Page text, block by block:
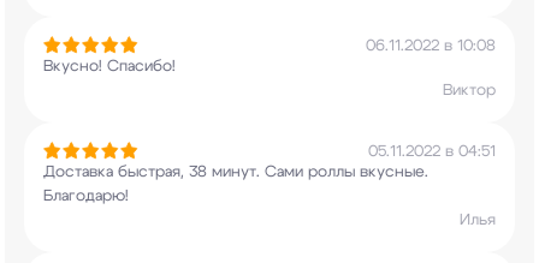
06.11.2022 в 10:08
Вкусно! Спасибо!
Виктор
05.11.2022 в 04:51
Доставка быстрая, 38 минут. Сами роллы вкусные.
Благодарю!
Илья